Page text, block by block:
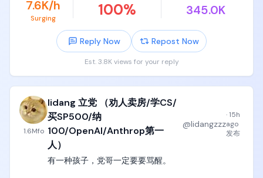
一大堆光量子、超导等等各种路径的200多qubit的量
子计算机里实现boson sampling、random circuit
sampling这些垃圾算法里实现霸权，继续造完美条件
下的垃圾算法专用qubit电路。
我反反复复讲过一个定律，
的量子霸权，那么这件事的震惊程度应该不亚于GPT-
3在2020年的发布，红杉的各位合伙人们应该带着10
个亿的现金，上门磕头求着这个团队赶紧融资，
到时候不仅全世界所有新闻头条应该全是他们的身
影，新加坡、英国、法国所有国家的国防部应该带着1
7.6K/h
Surging 100% 345.0K
Reply Now Repost Now
Est. 3.8K views for your reply
1.6Mfo
lidang 立党 （劝人卖房/学CS/
买SP500/纳
100/OpenAI/Anthrop第一
人）
@lidangzzz
·15h
ago
发布
有一种孩子，党哥一定要要骂醒。